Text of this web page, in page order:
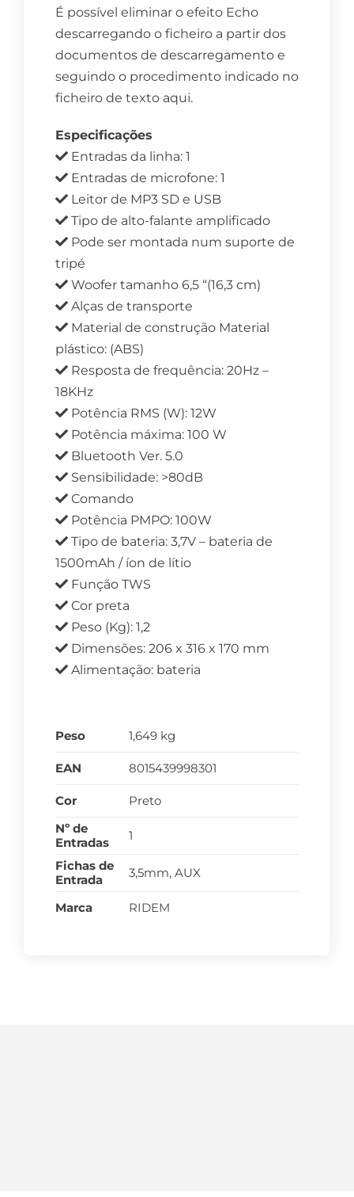
É possível eliminar o efeito Echo
descarregando o ficheiro a partir dos
documentos de descarregamento e
seguindo o procedimento indicado no
ficheiro de texto aqui.
Especificações
Entradas da linha: 1
Entradas de microfone: 1
Leitor de MP3 SD e USB
Tipo de alto-falante amplificado
Pode ser montada num suporte de
tripé
Woofer tamanho 6,5 “(16,3 cm)
Alças de transporte
Material de construção Material
plástico: (ABS)
Resposta de frequência: 20Hz –
18KHz
Potência RMS (W): 12W
Potência máxima: 100 W
Bluetooth Ver. 5.0
Sensibilidade: >80dB
Comando
Potência PMPO: 100W
Tipo de bateria: 3,7V – bateria de
1500mAh / íon de lítio
Função TWS
Cor preta
Peso (Kg): 1,2
Dimensões: 206 x 316 x 170 mm
Alimentação: bateria
Peso 1,649 kg
EAN 8015439998301
Cor
Preto
Nº de
Entradas
1
Fichas de
Entrada
3,5mm, AUX
Marca RIDEM